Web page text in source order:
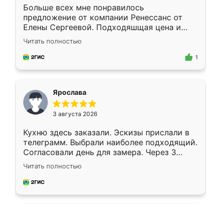
Больше всех мне понравилось
предложение от компании Ренессанс от
Елены Сергеевой. Подходяшщая цена и
короткие сроки изготовления. Приехавший
для замера сотрудник Владислав
предложил по моему эскизу самый
Читать полностью
1
Ярослава
3 августа 2026
Кухню здесь заказали. Эскизы прислали в
телеграмм. Выбрали наиболее подходящий.
Согласовали день для замера. Через 3
недели кухня была уже готова. Остались
довольны работой. Спасибо Ренессанс
мебель за качественную работу!
Читать полностью